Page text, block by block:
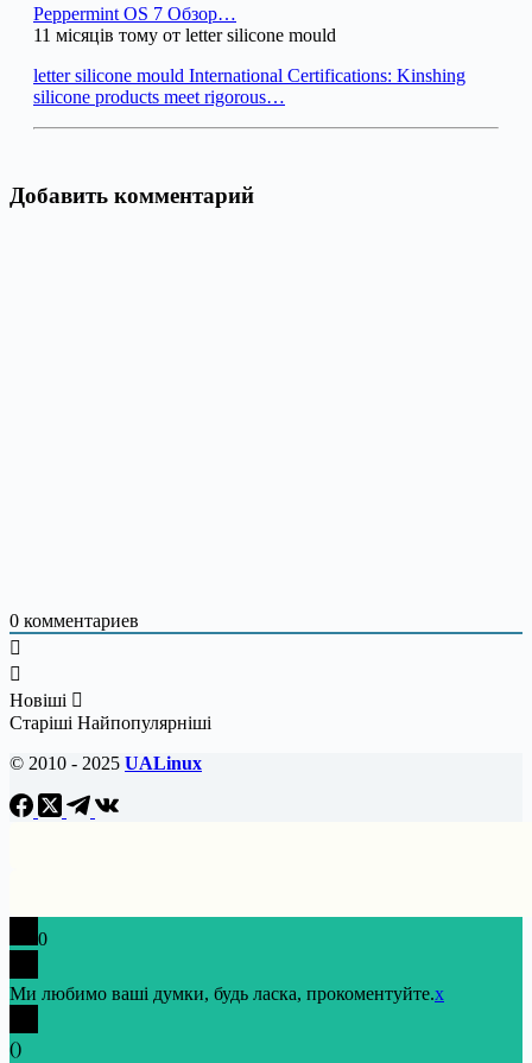
Peppermint OS 7 Обзор…
11 місяців тому от letter silicone mould
letter silicone mould International Certifications: Kinshing
silicone products meet rigorous…
Добавить комментарий
0 комментариев
Новіші
Старіші Найпопулярніші
© 2010 - 2025 UALinux
0
Ми любимо ваші думки, будь ласка, прокоментуйте.x
()